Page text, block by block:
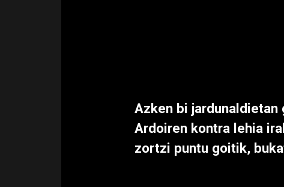
Azken bi
Ardoiren kontra lehia
zortzi puntu goitik,